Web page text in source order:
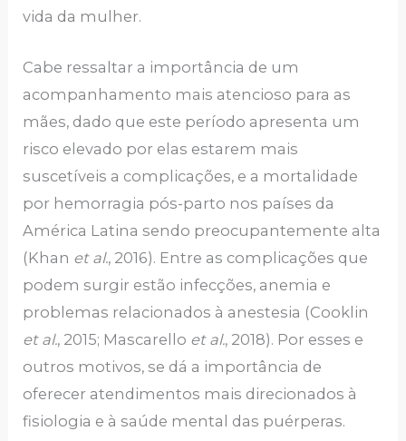
vida da mulher.
Cabe ressaltar a importância de um
acompanhamento mais atencioso para as
mães, dado que este período apresenta um
risco elevado por elas estarem mais
suscetíveis a complicações, e a mortalidade
por hemorragia pós-parto nos países da
América Latina sendo preocupantemente alta
(Khan et al., 2016). Entre as complicações que
podem surgir estão infecções, anemia e
problemas relacionados à anestesia (Cooklin
et al., 2015; Mascarello et al., 2018). Por esses e
outros motivos, se dá a importância de
oferecer atendimentos mais direcionados à
fisiologia e à saúde mental das puérperas.